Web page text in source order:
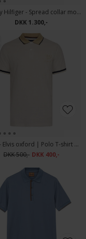
Tommy Hilfiger - Spread collar mouline | Polo T-shirt Iris Multi
DKK 1.300,-
Signal - Elvis oxford | Polo T-shirt Warm Beige
DKK 500,- DKK 400,-